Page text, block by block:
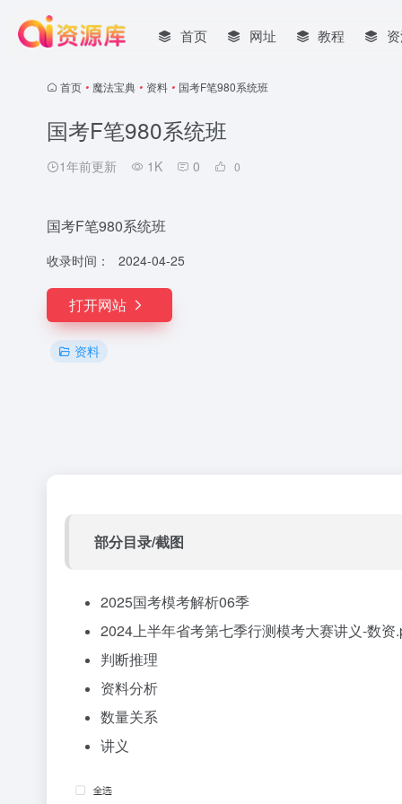
首页 网址 教程
首页 • 魔法宝典 • 资料 • 国考F笔980系统班
国考F笔980系统班
1年前更新 1K 0 0
国考F笔980系统班
收录时间： 2024-04-25
打开网站
资料
部分目录/截图
2025国考模考解析06季
2024上半年省考第七季行测模考大赛讲义-数资
判断推理
资料分析
数量关系
讲义